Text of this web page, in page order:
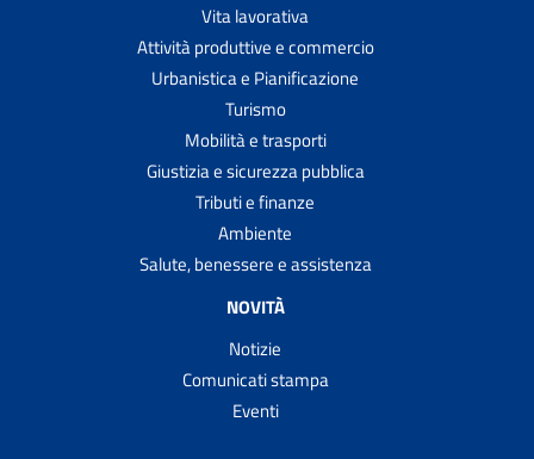
Vita lavorativa
Attività produttive e commercio
Urbanistica e Pianificazione
Turismo
Mobilità e trasporti
Giustizia e sicurezza pubblica
Tributi e finanze
Ambiente
Salute, benessere e assistenza
NOVITÀ
Notizie
Comunicati stampa
Eventi